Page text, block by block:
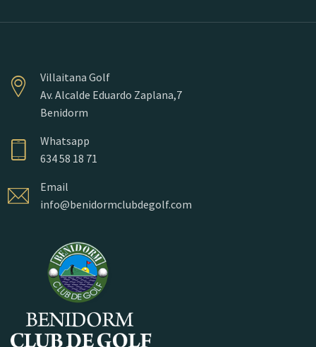
Villaitana Golf
Av. Alcalde Eduardo Zaplana,7
Benidorm
Whatsapp
634 58 18 71
Email
info@benidormclubdegolf.com